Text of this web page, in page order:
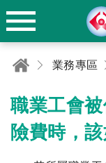
業務專區
職業工會
險費時，